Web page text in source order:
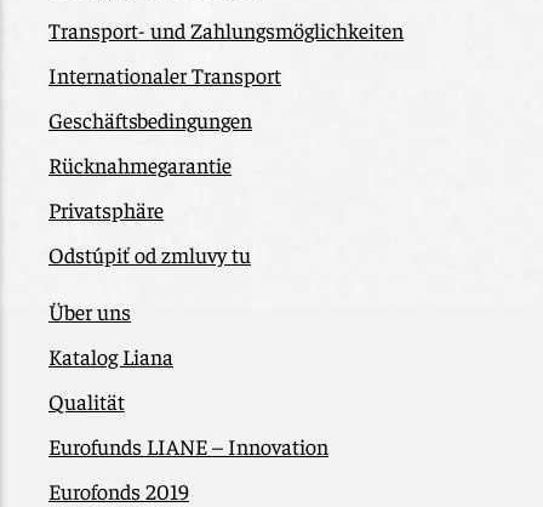
Transport- und Zahlungsmöglichkeiten
Internationaler Transport
Geschäftsbedingungen
Rücknahmegarantie
Privatsphäre
Odstúpiť od zmluvy tu
Über uns
Katalog Liana
Qualität
Eurofunds LIANE – Innovation
Eurofonds 2019